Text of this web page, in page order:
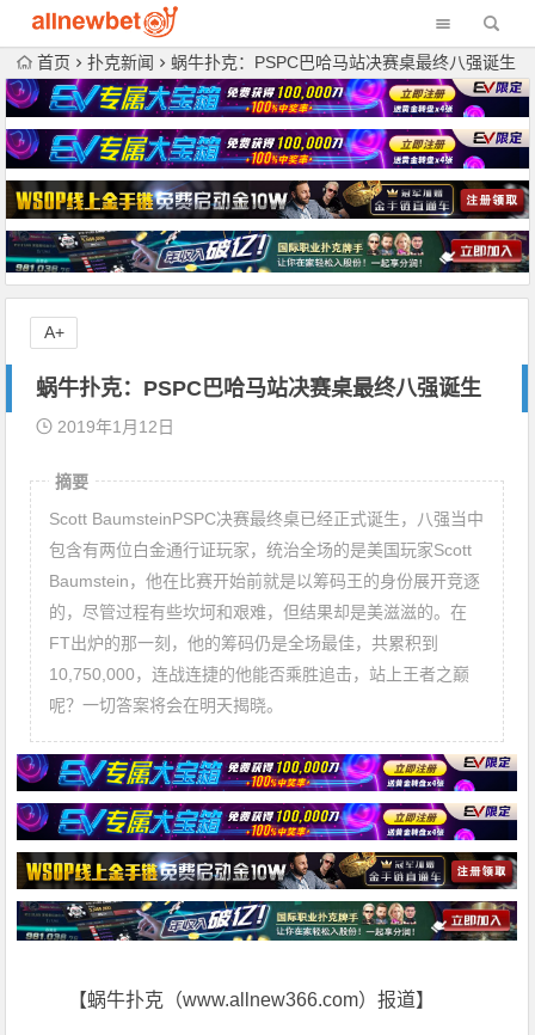
首页 扑克新闻 蜗牛扑克：PSPC巴哈马站决赛桌最终八强诞生
蜗牛扑克：PSPC巴哈马站决赛桌最终八强诞生
2019年1月12日
摘要
Scott BaumsteinPSPC决赛最终桌已经正式诞生，八强当中
包含有两位白金通行证玩家，统治全场的是美国玩家Scott
Baumstein，他在比赛开始前就是以筹码王的身份展开竞逐
的，尽管过程有些坎坷和艰难，但结果却是美滋滋的。在
FT出炉的那一刻，他的筹码仍是全场最佳，共累积到
10,750,000，连战连捷的他能否乘胜追击，站上王者之巅
呢？一切答案将会在明天揭晓。
【蜗牛扑克（www.allnew366.com）报道】
A+